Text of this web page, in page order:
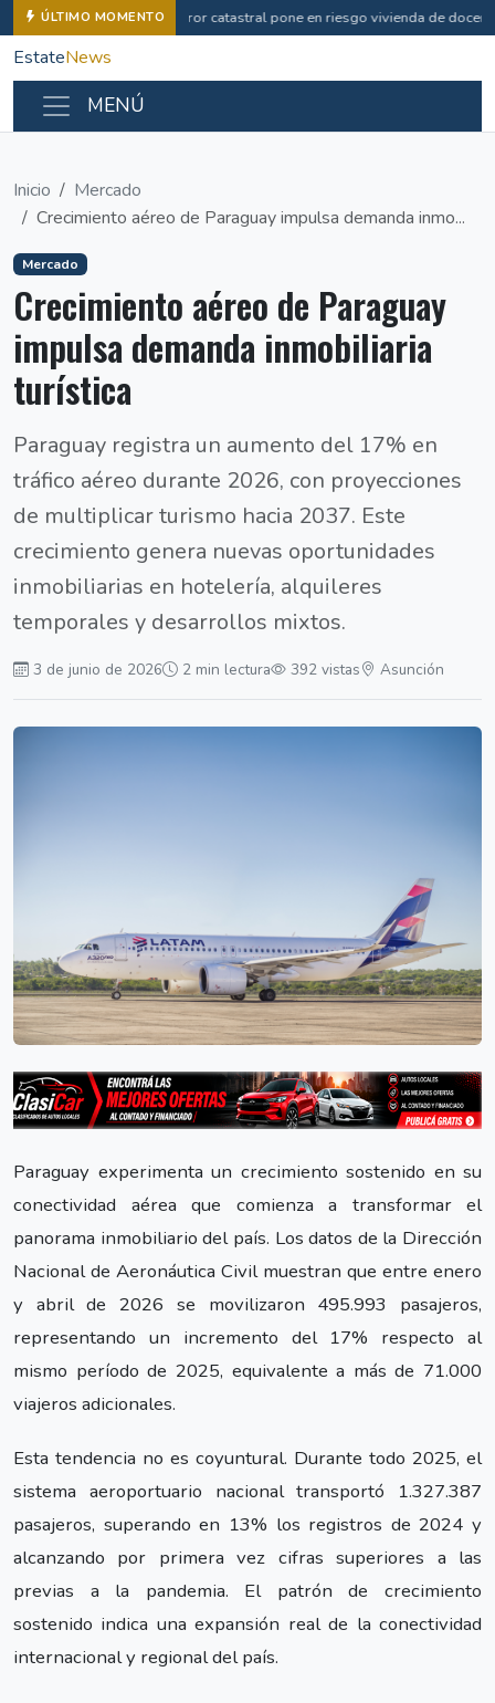
ÚLTIMO MOMENTO Error catastral pone en riesgo vivienda de
EstateNews
MENÚ
Inicio
Mercado
Crecimiento aéreo de Paraguay impulsa demanda inmo...
Mercado
Crecimiento aéreo de Paraguay
impulsa demanda inmobiliaria
turística
Paraguay registra un aumento del 17% en
tráfico aéreo durante 2026, con proyecciones
de multiplicar turismo hacia 2037. Este
crecimiento genera nuevas oportunidades
inmobiliarias en hotelería, alquileres
temporales y desarrollos mixtos.
3 de junio de 2026 2 min lectura 392 vistas Asunción
Paraguay experimenta un crecimiento sostenido en su
conectividad aérea que comienza a transformar el
panorama inmobiliario del país. Los datos de la Dirección
Nacional de Aeronáutica Civil muestran que entre enero
y abril de 2026 se movilizaron 495.993 pasajeros,
representando un incremento del 17% respecto al
mismo período de 2025, equivalente a más de 71.000
viajeros adicionales.
Esta tendencia no es coyuntural. Durante todo 2025, el
sistema aeroportuario nacional transportó 1.327.387
pasajeros, superando en 13% los registros de 2024 y
alcanzando por primera vez cifras superiores a las
previas a la pandemia. El patrón de crecimiento
sostenido indica una expansión real de la conectividad
internacional y regional del país.